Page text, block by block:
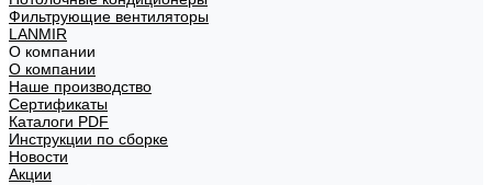
Фильтрующие вентиляторы
LANMIR
О компании
О компании
Наше производство
Сертификаты
Каталоги PDF
Инструкции по сборке
Новости
Акции